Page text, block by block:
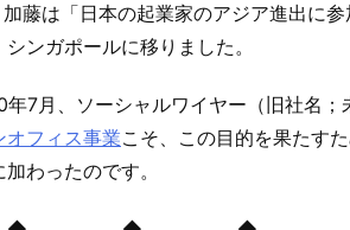
藤は「日本の起業家のアジア進出に
ンガポールに移りました。
年7月、ソーシャルワイヤー（旧社名
オフィス事業こそ、この目的を果たす
わったのです。